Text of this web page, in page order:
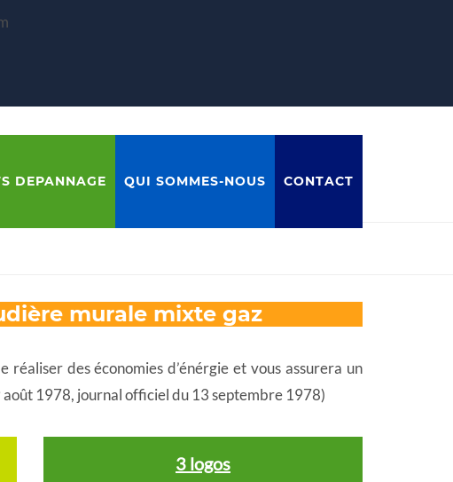
DEPANNAGE QUI SOMMES-NOUS CONTACT
murale mixte gaz
des économies d’énérgie et vous assurera un
1978, journal officiel du 13 septembre 1978)
3 logos